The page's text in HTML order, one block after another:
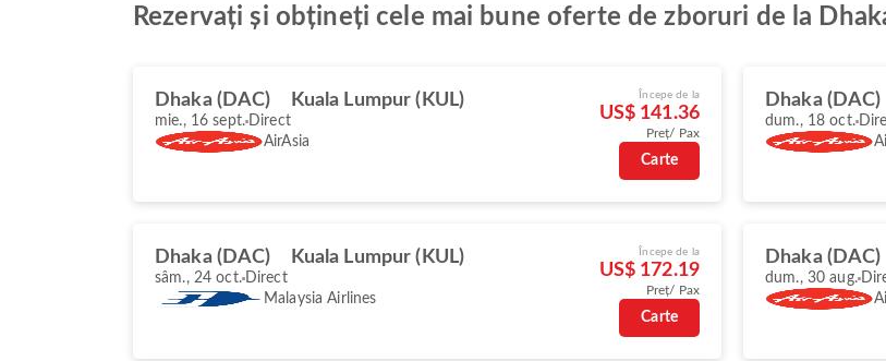
Rezervați și obțineți cele mai bune oferte de zboruri de la
Dhaka (DAC) Kuala Lumpur (KUL)
mie., 16 sept. Direct
AirAsia
Începe de la
US$ 141.36
Preț/ Pax
Carte
Dhaka (DAC)
dum., 18 oct.
Dhaka (DAC) Kuala Lumpur (KUL)
sâm., 24 oct. Direct
Malaysia Airlines
Începe de la
US$ 172.19
Preț/ Pax
Carte
Dhaka (DAC)
dum., 30 aug.